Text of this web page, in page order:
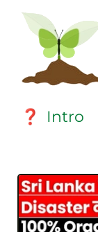
❓ Intro